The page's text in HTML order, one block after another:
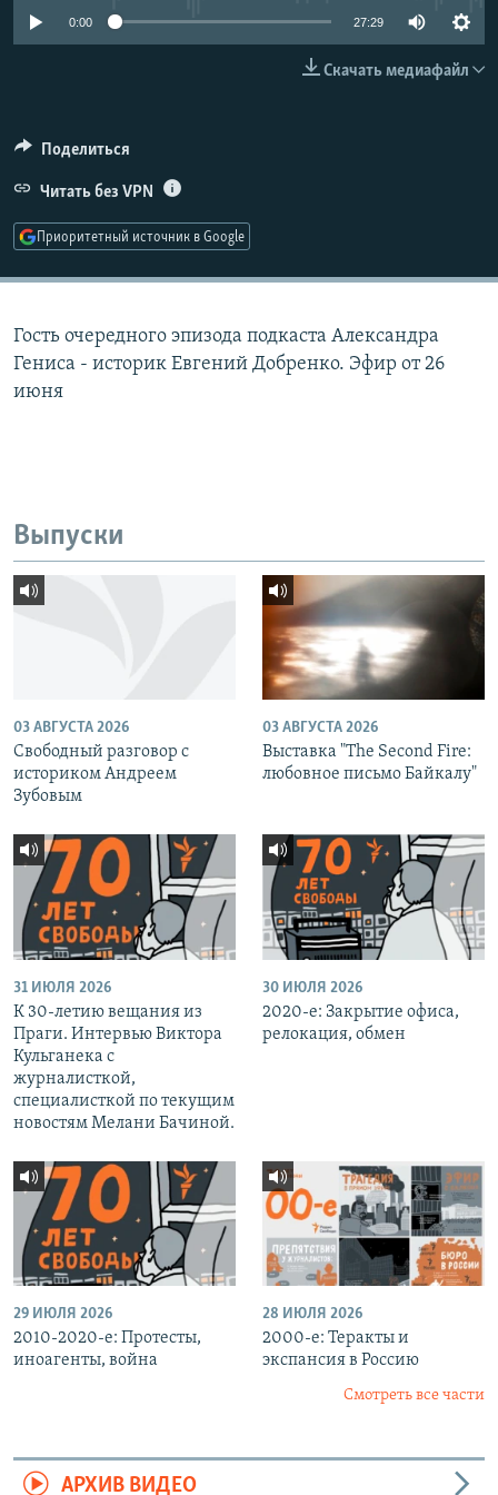
РАСПИСАНИЕ ВЕЩАНИЯ
0:00 27:29
Скачать медиафайл
Поделиться
Читать без VPN
Приоритетный источник в Google
Гость очередного эпизода подкаста Александра
Гениса - историк Евгений Добренко. Эфир от 26
июня
Выпуски
03 АВГУСТА 2026
Свободный разговор с
историком Андреем
Зубовым
03 АВГУСТА 2026
Выставка "The Second Fire:
любовное письмо Байкалу"
31 ИЮЛЯ 2026
К 30-летию вещания из
Праги. Интервью Виктора
Кульганека с
журналисткой,
специалисткой по текущим
новостям Мелани Бачиной.
30 ИЮЛЯ 2026
2020-е: Закрытие офиса,
релокация, обмен
29 ИЮЛЯ 2026
2010-2020-е: Протесты,
иноагенты, война
28 ИЮЛЯ 2026
2000-е: Теракты и
экспансия в Россию
Смотреть все части
АРХИВ ВИДЕО